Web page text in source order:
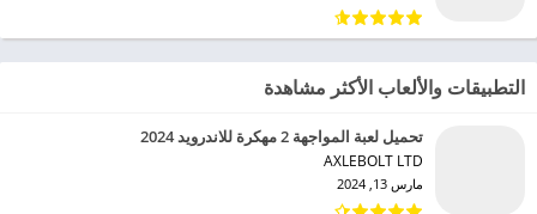
التطبيقات والألعاب الأكثر مشاهدة
تحميل لعبة المواجهة 2 مهكرة للاندرويد 2024
AXLEBOLT LTD‏
مارس 13, 2024